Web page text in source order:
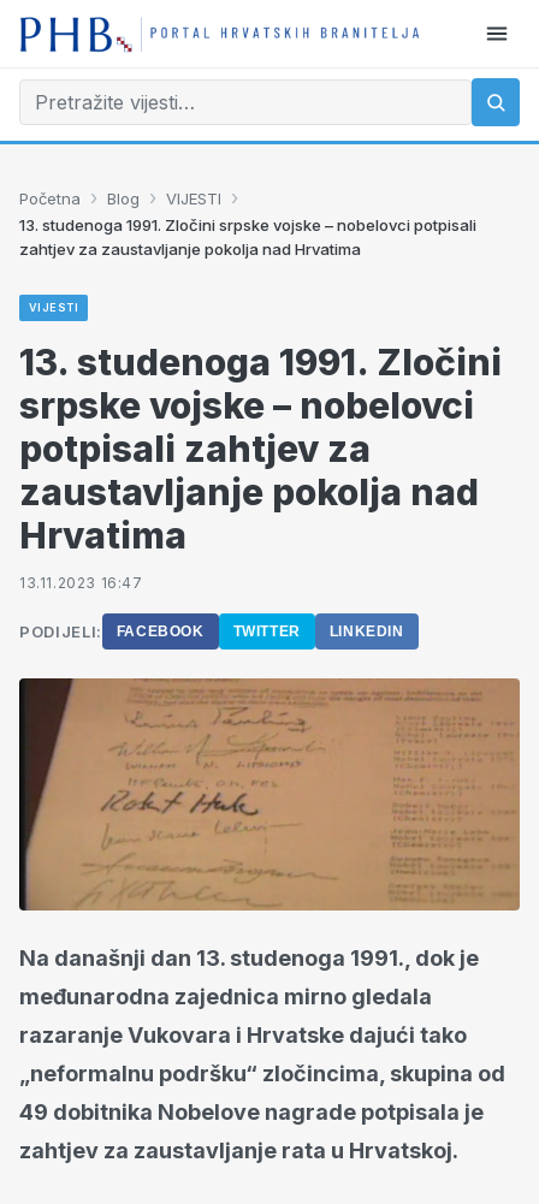
Početna › Blog › VIJESTI ›
13. studenoga 1991. Zločini srpske vojske – nobelovci potpisali
zahtjev za zaustavljanje pokolja nad Hrvatima
VIJESTI
13. studenoga 1991. Zločini
srpske vojske – nobelovci
potpisali zahtjev za
zaustavljanje pokolja nad
Hrvatima
13.11.2023 16:47
PODIJELI: FACEBOOK TWITTER LINKEDIN
Na današnji dan 13. studenoga 1991., dok je
međunarodna zajednica mirno gledala
razaranje Vukovara i Hrvatske dajući tako
„neformalnu podršku“ zločincima, skupina od
49 dobitnika Nobelove nagrade potpisala je
zahtjev za zaustavljanje rata u Hrvatskoj.